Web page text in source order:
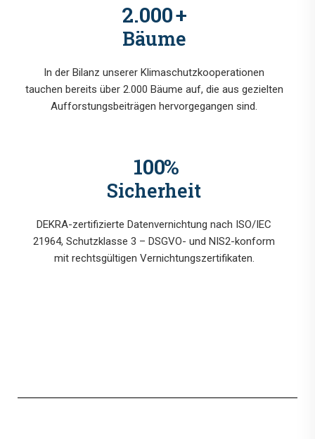
2.000+
Bäume
In der Bilanz unserer Klimaschutzkooperationen
tauchen bereits über 2.000 Bäume auf, die aus gezielten
Aufforstungsbeiträgen hervorgegangen sind.
100%
Sicherheit
DEKRA-zertifizierte Datenvernichtung nach ISO/IEC
21964, Schutzklasse 3 – DSGVO- und NIS2-konform
mit rechtsgültigen Vernichtungszertifikaten.